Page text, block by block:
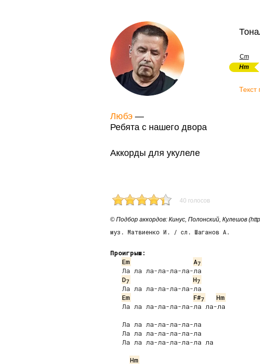
Любэ —
Ребята с нашего двора
Cm
Hm
Текст
Аккорды для укулеле
40 голосов
© Подбор аккордов: Кинус, Полонский, Кулешов
муз. Матвиенко И. / сл. Шаганов А.
Проигрыш:
Em
A7
   Ла ла ла-ла-ла-ла-ла
D7 H7
   Ла ла ла-ла-ла-ла-ла
Em
F#7
Hm
   Ла ла ла-ла-ла-ла-ла ла-ла
   Ла ла ла-ла-ла-ла-ла
   Ла ла ла-ла-ла-ла-ла
   Ла ла ла-ла-ла-ла-ла ла
Hm